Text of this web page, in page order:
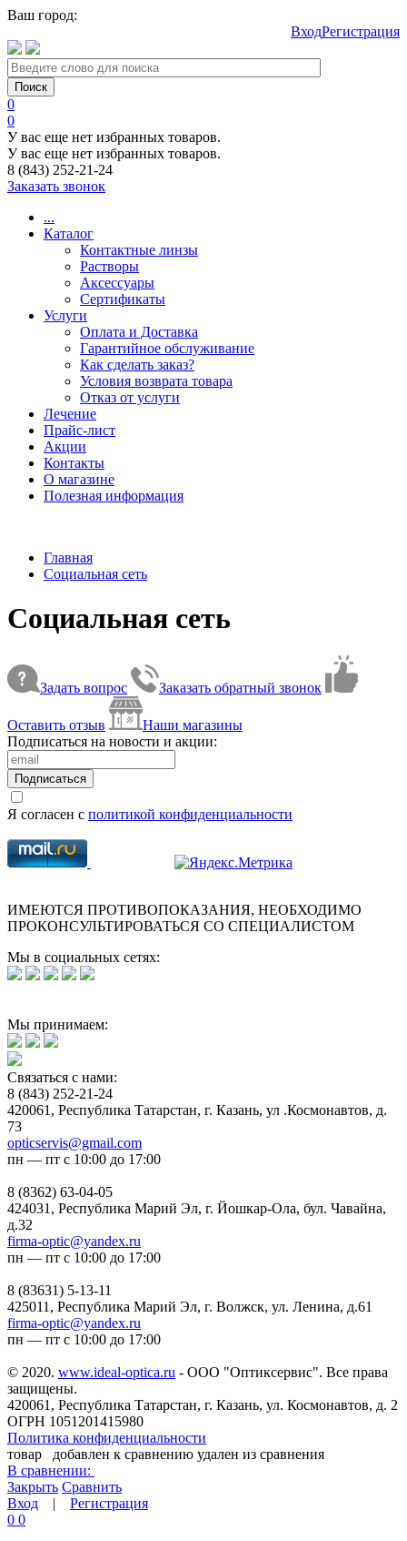
Ваш город:
ВходРегистрация
0
0
У вас еще нет избранных товаров.
У вас еще нет избранных товаров.
8 (843) 252-21-24
Заказать звонок
...
Каталог
Контактные линзы
Растворы
Аксессуары
Сертификаты
Услуги
Оплата и Доставка
Гарантийное обслуживание
Как сделать заказ?
Условия возврата товара
Отказ от услуги
Лечение
Прайс-лист
Акции
Контакты
О магазине
Полезная информация
Главная
Социальная сеть
Социальная сеть
Задать вопрос Заказать обратный звонок
Оставить отзыв
Наши магазины
Подписаться на новости и акции:
Подписаться
Я согласен с политикой конфиденциальности
ИМЕЮТСЯ ПРОТИВОПОКАЗАНИЯ, НЕОБХОДИМО
ПРОКОНСУЛЬТИРОВАТЬСЯ СО СПЕЦИАЛИСТОМ
Мы в социальных сетях:
Мы принимаем:
Связаться с нами:
8 (843) 252-21-24
420061, Республика Татарстан, г. Казань, ул .Космонавтов, д.
73
opticservis@gmail.com
пн — пт с 10:00 до 17:00
8 (8362) 63-04-05
424031, Республика Марий Эл, г. Йошкар-Ола, бул. Чавайна,
д.32
firma-optic@yandex.ru
пн — пт с 10:00 до 17:00
8 (83631) 5-13-11
425011, Республика Марий Эл, г. Волжск, ул. Ленина, д.61
firma-optic@yandex.ru
пн — пт с 10:00 до 17:00
© 2020. www.ideal-optica.ru - ООО "Оптиксервис". Все права
защищены.
420061, Республика Татарстан, г. Казань, ул. Космонавтов, д. 2
ОГРН 1051201415980
Политика конфиденциальности
товар
добавлен к сравнению удален из сравнения
В сравнении:
Закрыть Сравнить
Вход | Регистрация
0 0